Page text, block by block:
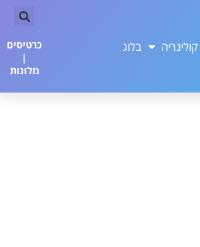
קולינריה בלוג
כרטיסים
|
מלונות